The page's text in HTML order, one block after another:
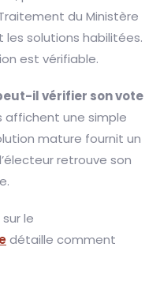
du Ministère
solutions habilitées.
est vérifiable.
il vérifier son vote
affichent une simple
mature fournit un
retrouve son
le
détaille comment